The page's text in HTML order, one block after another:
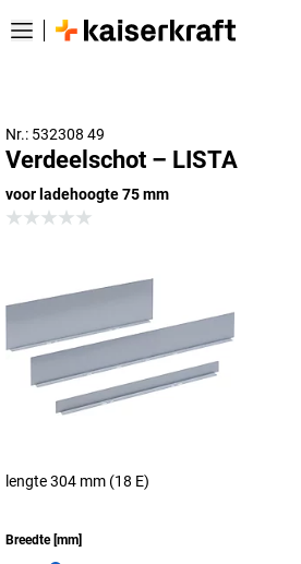
Nr.: 532308 49
Verdeelschot – LISTA
voor ladehoogte 75 mm
lengte 304 mm (18 E)
Breedte[mm]